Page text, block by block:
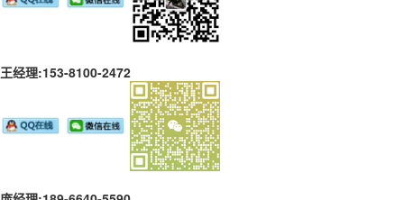
王经理:153-8100-2472